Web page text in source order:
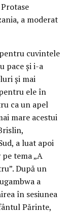
a moderat
cuvintele
pace și i-a
și mai
ele în
ca un apel
mare acestui
a luat apoi
tema „A
După un
a
în sesiunea
Părinte,